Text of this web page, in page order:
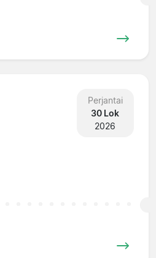
Perjantai
30 Lok
2026